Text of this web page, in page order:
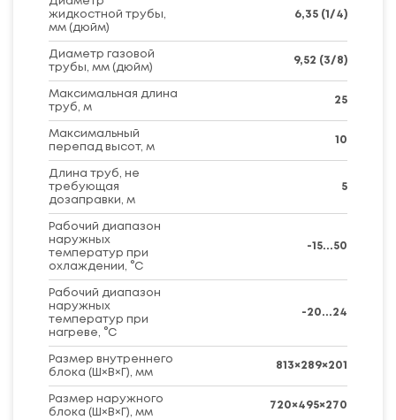
жидкостной трубы,
мм (дюйм)
6,35 (1/4)
Диаметр газовой
трубы, мм (дюйм)
9,52 (3/8)
Максимальная длина
труб, м
25
Максимальный
перепад высот, м
10
Длина труб, не
требующая
дозаправки, м
5
Рабочий диапазон
наружных
температур при
охлаждении, °C
-15...50
Рабочий диапазон
наружных
температур при
нагреве, °C
-20...24
Размер внутреннего
блока (Ш×В×Г), мм
813×289×201
Размер наружного
блока (Ш×В×Г), мм
720×495×270